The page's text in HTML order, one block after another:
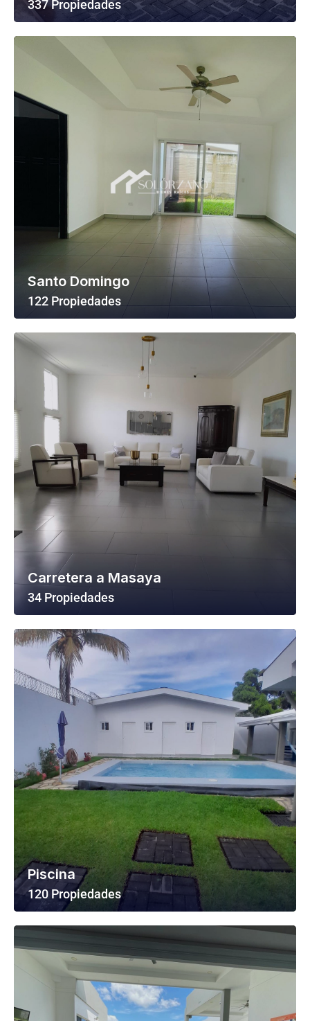
337 Propiedades
Ver Todas Las Propiedades
Santo Domingo
122 Propiedades
Ver Todas Las Propiedades
Carretera a Masaya
34 Propiedades
Ver Todas Las Propiedades
Piscina
120 Propiedades
Ver Todas Las Propiedades